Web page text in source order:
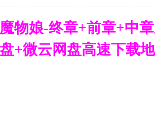
物娘-终章+前章+中
+微云网盘高速下载